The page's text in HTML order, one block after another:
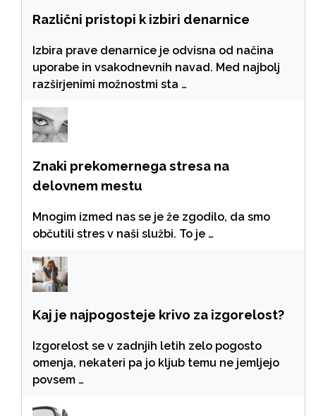
Različni pristopi k izbiri denarnice
Izbira prave denarnice je odvisna od načina
uporabe in vsakodnevnih navad. Med najbolj
razširjenimi možnostmi sta …
Znaki prekomernega stresa na
delovnem mestu
Mnogim izmed nas se je že zgodilo, da smo
občutili stres v naši službi. To je …
Kaj je najpogosteje krivo za izgorelost?
Izgorelost se v zadnjih letih zelo pogosto
omenja, nekateri pa jo kljub temu ne jemljejo
povsem …